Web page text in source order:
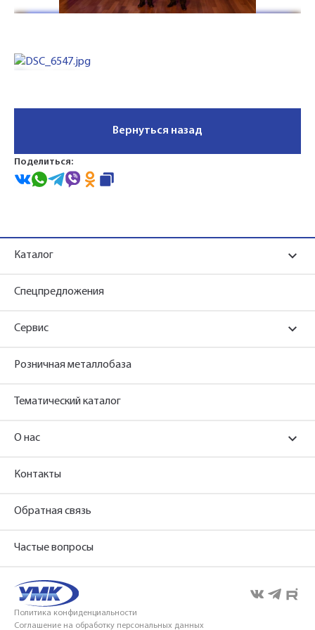
Вернуться назад
Поделиться:
Каталог
Спецпредложения
Сервис
Розничная металлобаза
Тематический каталог
О нас
Контакты
Обратная связь
Частые вопросы
Политика конфиденциальности
Соглашение на обработку персональных данных
конфиденциальности»
конфиденциальности»